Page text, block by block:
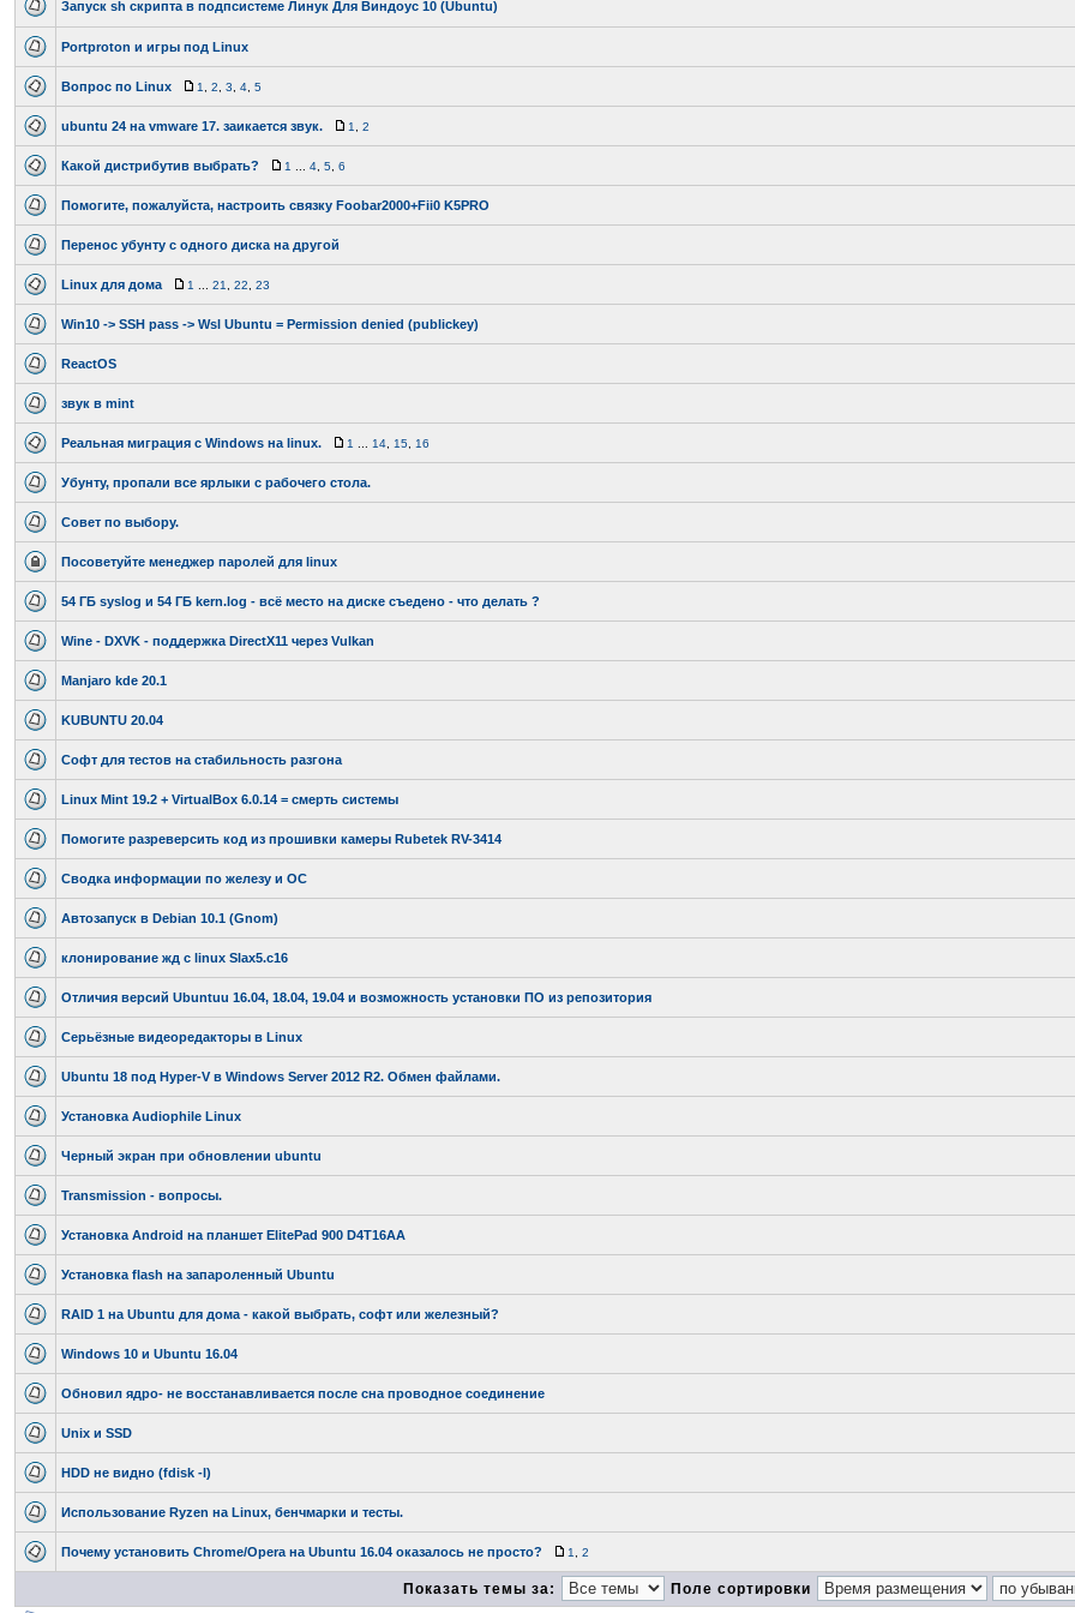
Запуск sh скрипта в подпсистеме Линук Для Виндоус 10 (Ubuntu)
Portproton и игры под Linux
Вопрос по Linux 1 2 3 4 5
ubuntu 24 на vmware 17. заикается звук. 1 2
Какой дистрибутив выбрать? 1 4 5 6
Помогите, пожалуйста, настроить связку Foobar2000+Fii0 K5PRO
Перенос убунту с одного диска на другой
Linux для дома 1 21 22 23
Win10 -> SSH pass -> Wsl Ubuntu = Permission denied (publickey)
ReactOS
звук в mint
Реальная миграция с Windows на linux. 1 14 15 16
Убунту, пропали все ярлыки с рабочего стола.
Совет по выбору.
Посоветуйте менеджер паролей для linux
54 ГБ syslog и 54 ГБ kern.log - всё место на диске съедено - что делать ?
Wine - DXVK - поддержка DirectX11 через Vulkan
Manjaro kde 20.1
KUBUNTU 20.04
Софт для тестов на стабильность разгона
Linux Mint 19.2 + VirtualBox 6.0.14 = смерть системы
Помогите разреверсить код из прошивки камеры Rubetek RV-3414
Сводка информации по железу и ОС
Автозапуск в Debian 10.1 (Gnom)
клонирование жд с linux Slax5.c16
Отличия версий Ubuntuu 16.04, 18.04, 19.04 и возможность установки ПО из репозитория
Серьёзные видеоредакторы в Linux
Ubuntu 18 под Hyper-V в Windows Server 2012 R2. Обмен файлами.
Установка Audiophile Linux
Черный экран при обновлении ubuntu
Transmission - вопросы.
Установка Android на планшет ElitePad 900 D4T16AA
Установка flash на запароленный Ubuntu
RAID 1 на Ubuntu для дома - какой выбрать, софт или железный?
Windows 10 и Ubuntu 16.04
Обновил ядро- не восстанавливается после сна проводное соединение
Unix и SSD
HDD не видно (fdisk -l)
Использование Ryzen на Linux, бенчмарки и тесты.
Почему установить Chrome/Opera на Ubuntu 16.04 оказалось не просто? 1 2
Показать темы за: Поле сортировки